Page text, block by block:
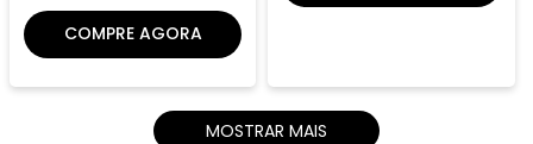
COMPRE AGORA
MOSTRAR MAIS